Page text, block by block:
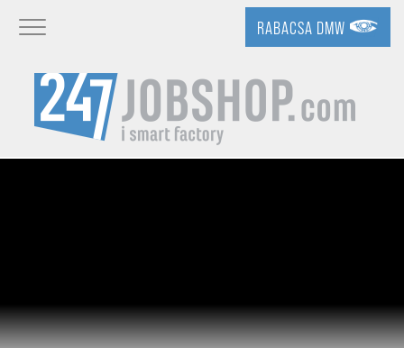
Toggle navigation RABACSA DMW